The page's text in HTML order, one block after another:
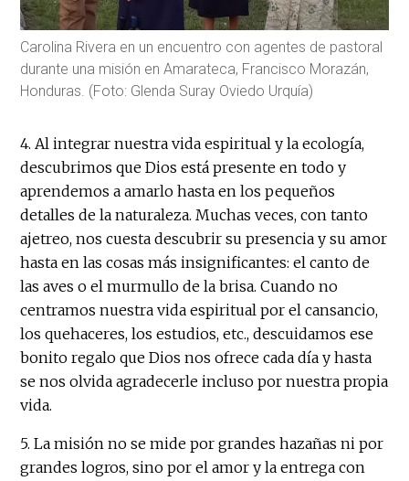
Carolina Rivera en un encuentro con agentes de pastoral
durante una misión en Amarateca, Francisco Morazán,
Honduras. (Foto: Glenda Suray Oviedo Urquía)
4. Al integrar nuestra vida espiritual y la ecología,
descubrimos que Dios está presente en todo y
aprendemos a amarlo hasta en los pequeños
detalles de la naturaleza. Muchas veces, con tanto
ajetreo, nos cuesta descubrir su presencia y su amor
hasta en las cosas más insignificantes: el canto de
las aves o el murmullo de la brisa. Cuando no
centramos nuestra vida espiritual por el cansancio,
los quehaceres, los estudios, etc., descuidamos ese
bonito regalo que Dios nos ofrece cada día y hasta
se nos olvida agradecerle incluso por nuestra propia
vida.
5. La misión no se mide por grandes hazañas ni por
grandes logros, sino por el amor y la entrega con